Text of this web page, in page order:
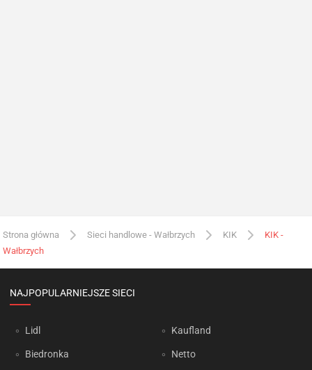
Strona główna Sieci handlowe - Wałbrzych KIK
KIK -
Wałbrzych
NAJPOPULARNIEJSZE SIECI
Lidl
Biedronka
Kaufland
Netto